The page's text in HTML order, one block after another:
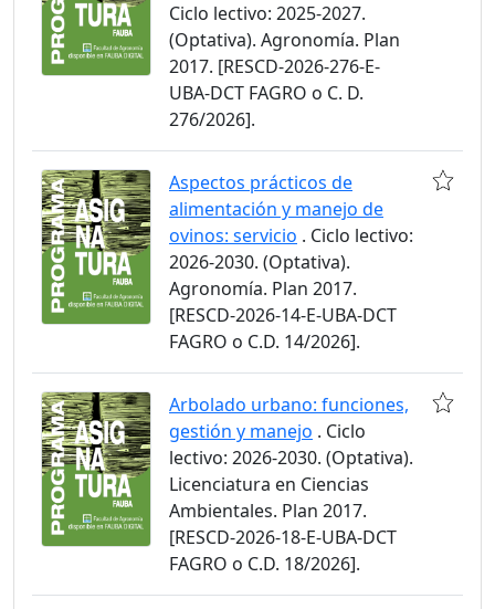
Ciclo lectivo: 2025-2027.
(Optativa). Agronomía. Plan
2017. [RESCD-2026-276-E-
UBA-DCT FAGRO o C. D.
276/2026].
Aspectos prácticos de
alimentación y manejo de
ovinos: servicio . Ciclo lectivo:
2026-2030. (Optativa).
Agronomía. Plan 2017.
[RESCD-2026-14-E-UBA-DCT
FAGRO o C.D. 14/2026].
Arbolado urbano: funciones,
gestión y manejo . Ciclo
lectivo: 2026-2030. (Optativa).
Licenciatura en Ciencias
Ambientales. Plan 2017.
[RESCD-2026-18-E-UBA-DCT
FAGRO o C.D. 18/2026].